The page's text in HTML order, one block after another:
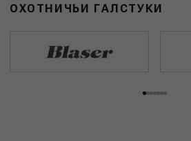
ОХОТНИЧЬИ ГАЛСТУКИ